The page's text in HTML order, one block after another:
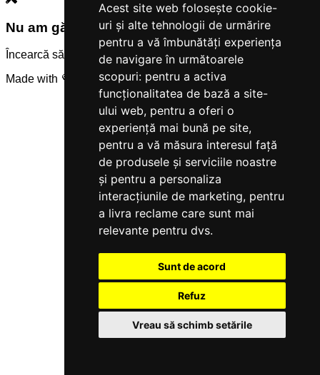
Acest site web folosește cookie-
uri și alte tehnologii de urmărire
pentru a vă îmbunătăți experiența
de navigare în următoarele
scopuri: pentru a activa
funcționalitatea de bază a site-
ului web, pentru a oferi o
experiență mai bună pe site,
pentru a vă măsura interesul față
de produsele și serviciile noastre
și pentru a personaliza
interacțiunile de marketing, pentru
a livra reclame care sunt mai
relevante pentru dvs.
Sunt de acord
Refuz
Vreau să schimb setările
Nu am găsit servicii
Încearcă să modifici criteriile de căutare.
Made with 💜 by
Servicegest